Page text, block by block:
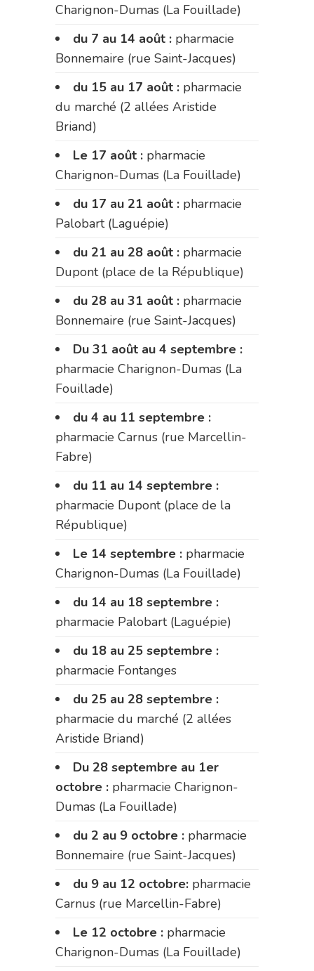
Charignon-Dumas (La Fouillade)
du 7 au 14 août : pharmacie
Bonnemaire (rue Saint-Jacques)
du 15 au 17 août : pharmacie
du marché (2 allées Aristide
Briand)
Le 17 août : pharmacie
Charignon-Dumas (La Fouillade)
du 17 au 21 août : pharmacie
Palobart (Laguépie)
du 21 au 28 août : pharmacie
Dupont (place de la République)
du 28 au 31 août : pharmacie
Bonnemaire (rue Saint-Jacques)
Du 31 août au 4 septembre :
pharmacie Charignon-Dumas (La
Fouillade)
du 4 au 11 septembre :
pharmacie Carnus (rue Marcellin-
Fabre)
du 11 au 14 septembre :
pharmacie Dupont (place de la
République)
Le 14 septembre : pharmacie
Charignon-Dumas (La Fouillade)
du 14 au 18 septembre :
pharmacie Palobart (Laguépie)
du 18 au 25 septembre :
pharmacie Fontanges
du 25 au 28 septembre :
pharmacie du marché (2 allées
Aristide Briand)
Du 28 septembre au 1er
octobre : pharmacie Charignon-
Dumas (La Fouillade)
du 2 au 9 octobre : pharmacie
Bonnemaire (rue Saint-Jacques)
du 9 au 12 octobre: pharmacie
Carnus (rue Marcellin-Fabre)
Le 12 octobre : pharmacie
Charignon-Dumas (La Fouillade)